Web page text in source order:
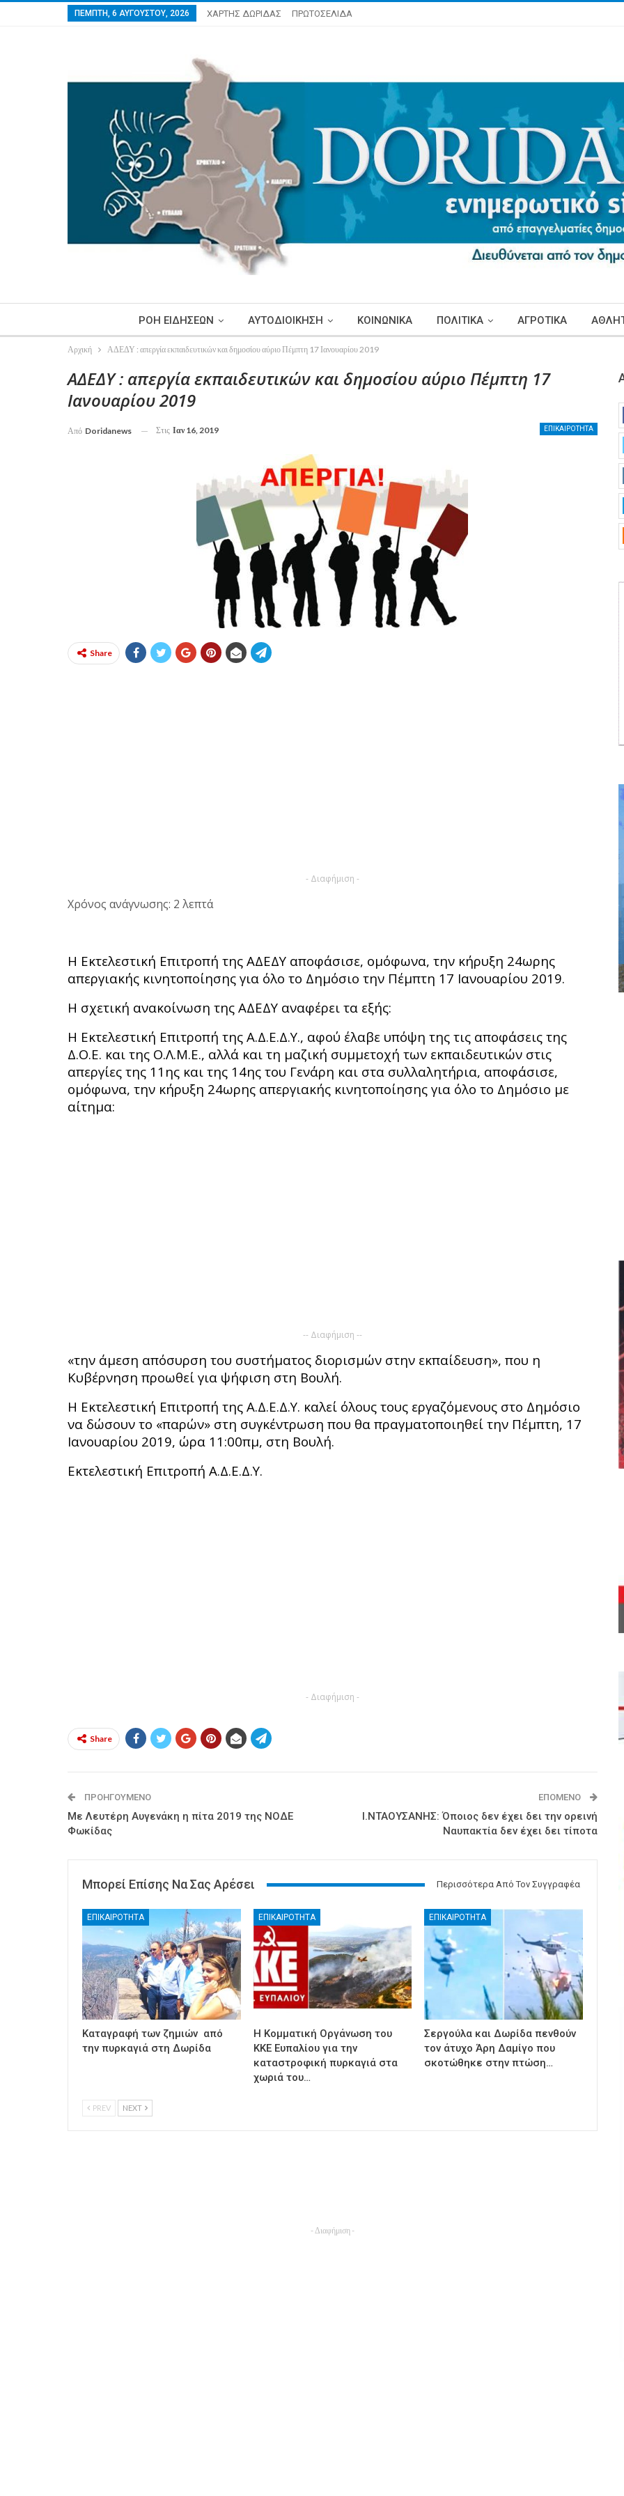
ΠΈΜΠΤΗ, 6 ΑΥΓΟΎΣΤΟΥ, 2026 ΧΑΡΤΗΣ ΔΩΡΙΔΑΣ ΠΡΩΤΟΣΕΛΙΔΑ
ΡΟΗ ΕΙΔΗΣΕΩΝ ΑΥΤΟΔΙΟΙΚΗΣΗ ΚΟΙΝΩΝΙΚΑ ΠΟΛΙΤΙΚΑ ΑΓΡΟΤΙΚΑ
Αρχική ΑΔΕΔΥ : απεργία εκπαιδευτικών και δημοσίου αύριο Πέμπτη 17 Ιανουαρίου 2019
ΑΔΕΔΥ : απεργία εκπαιδευτικών και δημοσίου αύριο Πέμπτη 17
Ιανουαρίου 2019
ΕΠΙΚΑΙΡΟΤΗΤΑ
Από Doridanews Στις Ιαν 16, 2019
Share
- Διαφήμιση -
Χρόνος ανάγνωσης: 2 λεπτά
Η Εκτελεστική Επιτροπή της ΑΔΕΔΥ αποφάσισε, ομόφωνα, την κήρυξη 24ωρης
απεργιακής κινητοποίησης για όλο το Δημόσιο την Πέμπτη 17 Ιανουαρίου 2019.
Η σχετική ανακοίνωση της ΑΔΕΔΥ αναφέρει τα εξής:
Η Εκτελεστική Επιτροπή της Α.Δ.Ε.Δ.Υ., αφού έλαβε υπόψη της τις αποφάσεις της
Δ.Ο.Ε. και της Ο.Λ.Μ.Ε., αλλά και τη μαζική συμμετοχή των εκπαιδευτικών στις
απεργίες της 11ης και της 14ης του Γενάρη και στα συλλαλητήρια, αποφάσισε,
ομόφωνα, την κήρυξη 24ωρης απεργιακής κινητοποίησης για όλο το Δημόσιο με
αίτημα:
-- Διαφήμιση --
«την άμεση απόσυρση του συστήματος διορισμών στην εκπαίδευση», που η
Κυβέρνηση προωθεί για ψήφιση στη Βουλή.
Η Εκτελεστική Επιτροπή της Α.Δ.Ε.Δ.Υ. καλεί όλους τους εργαζόμενους στο Δημόσιο
να δώσουν το «παρών» στη συγκέντρωση που θα πραγματοποιηθεί την Πέμπτη, 17
Ιανουαρίου 2019, ώρα 11:00πμ, στη Βουλή.
Εκτελεστική Επιτροπή Α.Δ.Ε.Δ.Υ.
- Διαφήμιση -
Share
ΠΡΟΗΓΟΎΜΕΝΟ
Με Λευτέρη Αυγενάκη η πίτα 2019 της ΝΟΔΕ
Φωκίδας
ΕΠΌΜΕΝΟ
Ι.ΝΤΑΟΥΣΑΝΗΣ: Όποιος δεν έχει δει την ορεινή
Ναυπακτία δεν έχει δει τίποτα
Μπορεί Επίσης Να Σας Αρέσει Περισσότερα Από Τον Συγγραφέα
ΕΠΙΚΑΙΡΟΤΗΤΑ
Καταγραφή των ζημιών από
την πυρκαγιά στη Δωρίδα
ΕΠΙΚΑΙΡΟΤΗΤΑ
Η Κομματική Οργάνωση του
ΚΚΕ Ευπαλίου για την
καταστροφική πυρκαγιά στα
χωριά του…
ΕΠΙΚΑΙΡΟΤΗΤΑ
Σεργούλα και Δωρίδα πενθούν
τον άτυχο Άρη Δαμίγο που
σκοτώθηκε στην πτώση…
PREV NEXT
- Διαφήμιση -